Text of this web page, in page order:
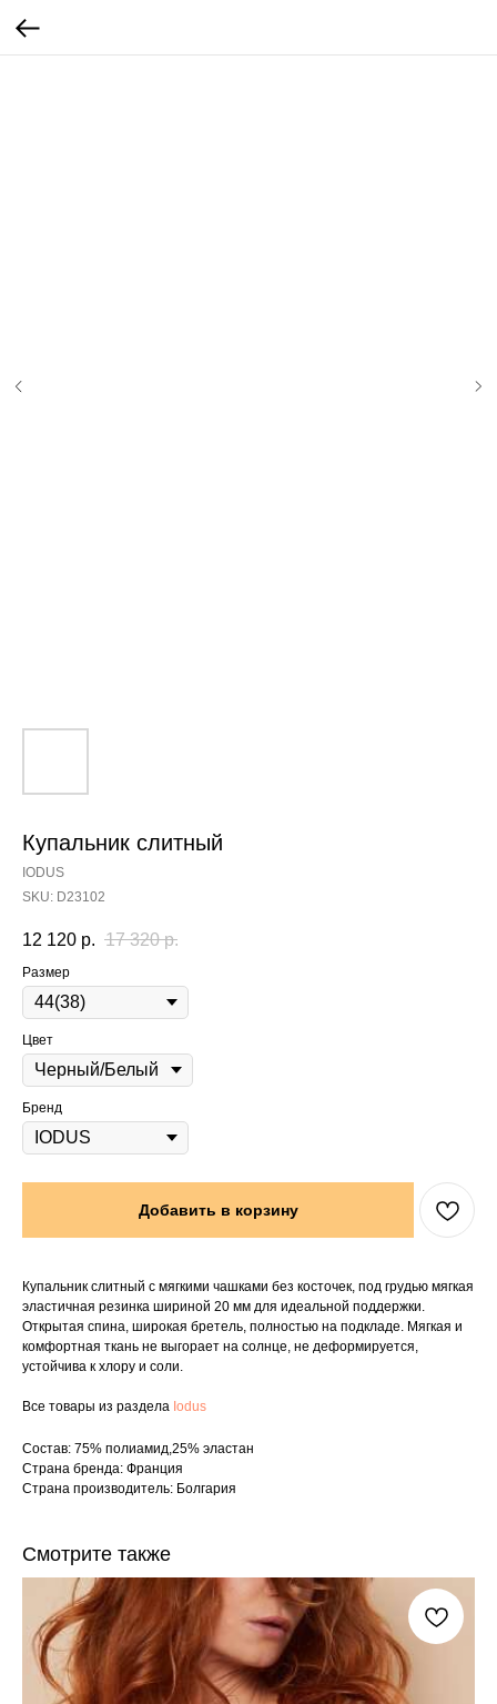
Купальник слитный
IODUS
SKU: D23102
12 120 р. 17 320 р.
Размер
Цвет
Бренд
Добавить в корзину
Купальник слитный с мягкими чашками без косточек, под грудью мягкая
эластичная резинка шириной 20 мм для идеальной поддержки.
Открытая спина, широкая бретель, полностью на подкладе. Мягкая и
комфортная ткань не выгорает на солнце, не деформируется,
устойчива к хлору и соли.
Все товары из раздела Iodus
Состав: 75% полиамид,25% эластан
Страна бренда: Франция
Страна производитель: Болгария
Смотрите также